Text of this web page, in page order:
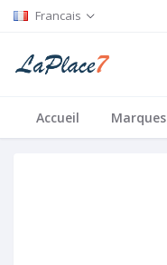
Francais
Accueil Marques